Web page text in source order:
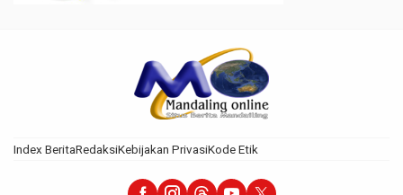
Index BeritaRedaksiKebijakan PrivasiKode Etik